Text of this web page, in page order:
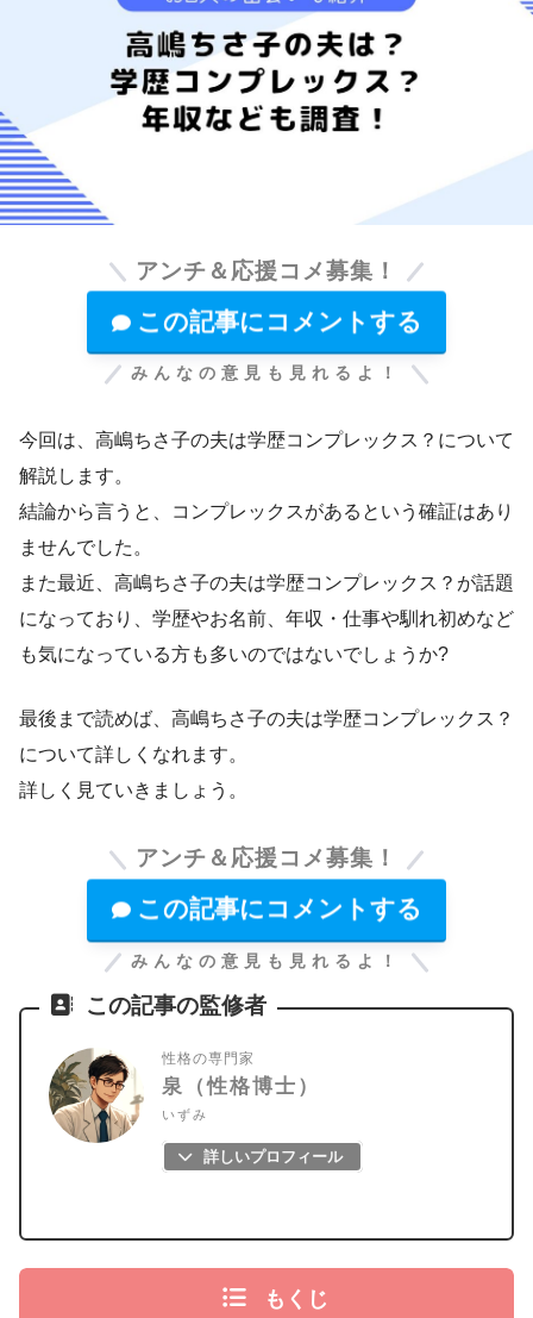
アンチ＆応援コメ募集！
この記事にコメントする
みんなの意見も見れるよ！
今回は、高嶋ちさ子の夫は学歴コンプレックス？について
解説します。
結論から言うと、コンプレックスがあるという確証はあり
ませんでした。
また最近、高嶋ちさ子の夫は学歴コンプレックス？が話題
になっており、学歴やお名前、年収・仕事や馴れ初めなど
も気になっている方も多いのではないでしょうか?
最後まで読めば、高嶋ちさ子の夫は学歴コンプレックス？
について詳しくなれます。
詳しく見ていきましょう。
アンチ＆応援コメ募集！
この記事にコメントする
みんなの意見も見れるよ！
この記事の監修者
性格の専門家
泉（性格博士）
いずみ
詳しいプロフィール
もくじ